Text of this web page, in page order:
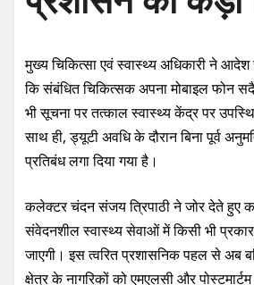
जाएगी। इस त्वरित प्रशासनिक पहल से अब
लिए दिक्कतों का सामना नहीं करना पड़ेगा।
रिपोर्ट: प्रदेश खबर न्यूज़ नेटवर्क